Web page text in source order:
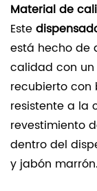
Material de
Este
está hecho de
calidad con
recubierto con
resistente a la
revestimiento
dentro del
y jabón marrón.